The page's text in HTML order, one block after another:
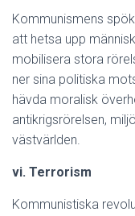
Kommunismens
att hetsa upp
mobilisera stora
ner sina politiska
hävda moralisk
antikrigsrörelsen,
västvärlden.
vi. Terrorism
Kommunistiska